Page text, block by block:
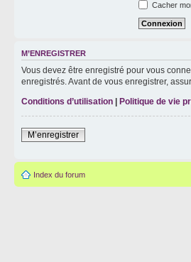
Cacher
M’ENREGISTRER
Vous devez être enregistré pour vous
enregistrés. Avant de vous enregistrer,
Conditions d’utilisation | Politique de vie
M’enregistrer
Index du forum